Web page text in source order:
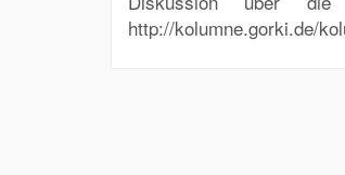
http://kolumne.gorki.de/